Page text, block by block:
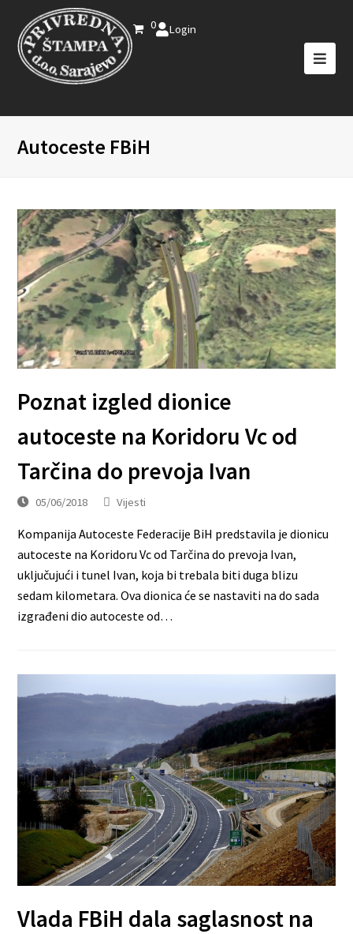
0 Login
Autoceste FBiH
Poznat izgled dionice
autoceste na Koridoru Vc od
Tarčina do prevoja Ivan
05/06/2018 Vijesti
Kompanija Autoceste Federacije BiH predstavila je dionicu
autoceste na Koridoru Vc od Tarčina do prevoja Ivan,
uključujući i tunel Ivan, koja bi trebala biti duga blizu
sedam kilometara. Ova dionica će se nastaviti na do sada
izgrađeni dio autoceste od…
Vlada FBiH dala saglasnost na